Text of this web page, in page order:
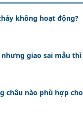
không hoạt động?
giao sai mẫu thì
châu nào phù hợp cho